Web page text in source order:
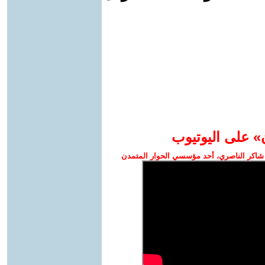
على اليوتيوب
الناصري، أحد مؤسسي الحوار المتمدن